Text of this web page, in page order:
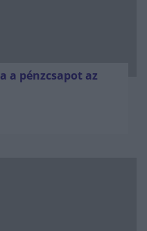
a pénzcsapot az